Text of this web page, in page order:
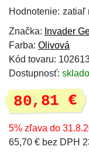
Hodnotenie: zatiaľ
Značka: Invader
Farba: Olivová
Kód tovaru:
Dostupnosť:
80,81 €
5% zľava do
65,70 € bez DPH